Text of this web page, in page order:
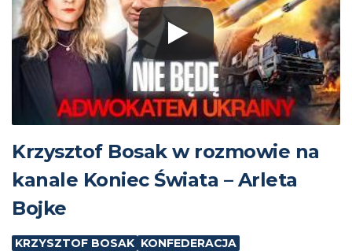
Krzysztof Bosak w rozmowie na
kanale Koniec Świata – Arleta
Bojke
KRZYSZTOF BOSAK KONFEDERACJA